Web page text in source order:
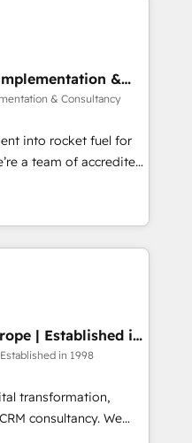
for
clients across Sales
Hub, Data Hub and
9001:2015, and ISO
standard •
framework, built on
get in touch (𝘸𝘦'𝘳𝘦
&
& Consultancy
into rocket fuel for
business
you've got and make
build your website in
on the
accredited by
which means we
as well the
-
| Established in
in 1998
transformation,
consultancy. We